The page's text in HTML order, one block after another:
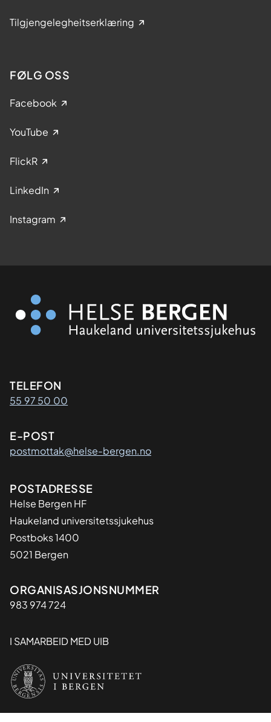
Tilgjengelegheitserklæring
FØLG OSS
Facebook
YouTube
FlickR
LinkedIn
Instagram
Kontaktinformasjon
TELEFON
55 97 50 00
E-POST
postmottak@helse-bergen.no
Adresse
POSTADRESSE
Helse Bergen HF
Haukeland universitetssjukehus
Postboks 1400
5021 Bergen
Organisasjon
ORGANISASJONSNUMMER
983 974 724
I SAMARBEID MED UIB